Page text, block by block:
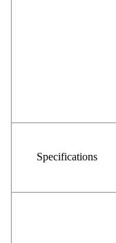
Specifications